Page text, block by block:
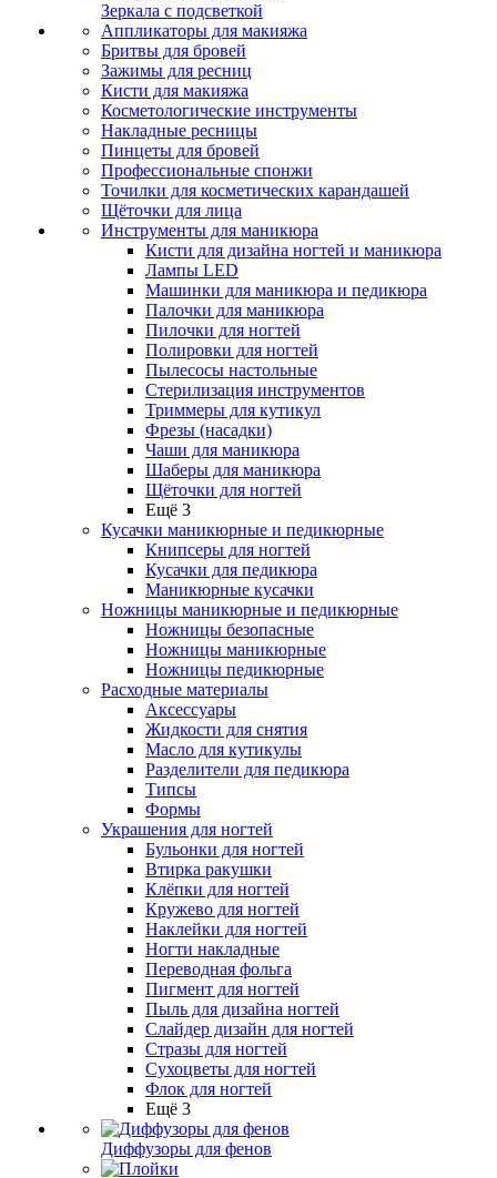
Зеркала с подсветкой
Аппликаторы для макияжа
Бритвы для бровей
Зажимы для ресниц
Кисти для макияжа
Косметологические инструменты
Накладные ресницы
Пинцеты для бровей
Профессиональные спонжи
Точилки для косметических карандашей
Щёточки для лица
Инструменты для маникюра
Кисти для дизайна ногтей и маникюра
Лампы LED
Машинки для маникюра и педикюра
Палочки для маникюра
Пилочки для ногтей
Полировки для ногтей
Пылесосы настольные
Стерилизация инструментов
Триммеры для кутикул
Фрезы (насадки)
Чаши для маникюра
Шаберы для маникюра
Щёточки для ногтей
Ещё 3
Кусачки маникюрные и педикюрные
Книпсеры для ногтей
Кусачки для педикюра
Маникюрные кусачки
Ножницы маникюрные и педикюрные
Ножницы безопасные
Ножницы маникюрные
Ножницы педикюрные
Расходные материалы
Аксессуары
Жидкости для снятия
Масло для кутикулы
Разделители для педикюра
Типсы
Формы
Украшения для ногтей
Бульонки для ногтей
Втирка ракушки
Клёпки для ногтей
Кружево для ногтей
Наклейки для ногтей
Ногти накладные
Переводная фольга
Пигмент для ногтей
Пыль для дизайна ногтей
Слайдер дизайн для ногтей
Стразы для ногтей
Сухоцветы для ногтей
Флок для ногтей
Ещё 3
Диффузоры для фенов